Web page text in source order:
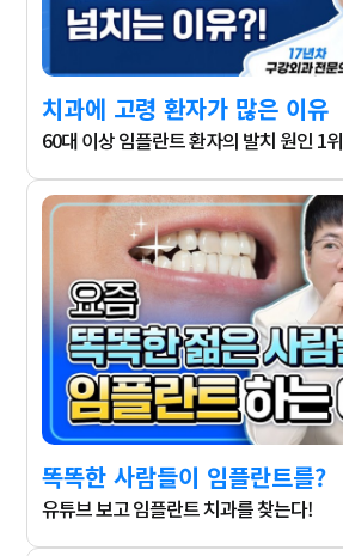
치과에 고령 환자가 많은 이유
60대 이상 임플란트 환자의 발치 원인 1위
똑똑한 사람들이 임플란트를?
유튜브 보고 임플란트 치과를 찾는다!